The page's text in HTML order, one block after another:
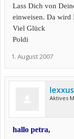
Lass Dich von
einweisen. Da wird
Viel Glück
Poldi
1. August 2007
lexxus
Aktives
hallo petra,